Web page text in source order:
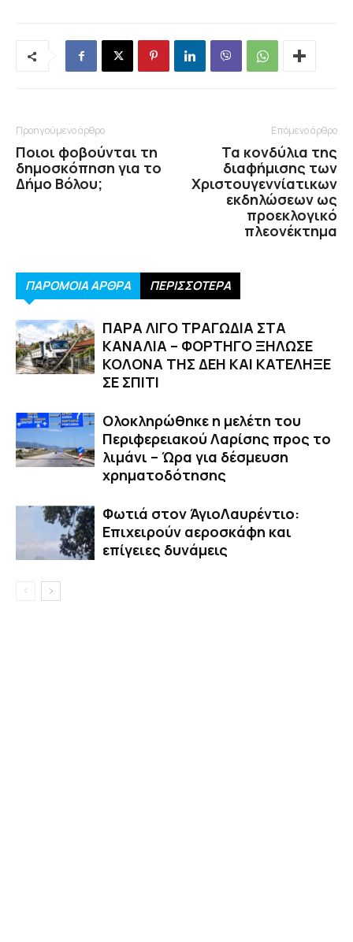
Προηγούμενο άρθρο
Ποιοι φοβούνται τη
δημοσκόπηση για το
Δήμο Βόλου;
Επόμενο άρθρο
Τα κονδύλια της
διαφήμισης των
Χριστουγεννίατικων
εκδηλώσεων ως
προεκλογικό
πλεονέκτημα
ΠΑΡΟΜΟΙΑ ΑΡΘΡΑ ΠΕΡΙΣΣΟΤΕΡΑ
ΠΑΡΑ ΛΙΓΟ ΤΡΑΓΩΔΙΑ ΣΤΑ
ΚΑΝΑΛΙΑ – ΦΟΡΤΗΓΟ ΞΗΛΩΣΕ
ΚΟΛΟΝΑ ΤΗΣ ΔΕΗ ΚΑΙ ΚΑΤΕΛΗΞΕ
ΣΕ ΣΠΙΤΙ
Ολοκληρώθηκε η μελέτη του
Περιφερειακού Λαρίσης προς το
λιμάνι – Ώρα για δέσμευση
χρηματοδότησης
Φωτιά στον ΆγιοΛαυρέντιο:
Επιχειρούν αεροσκάφη και
επίγειες δυνάμεις